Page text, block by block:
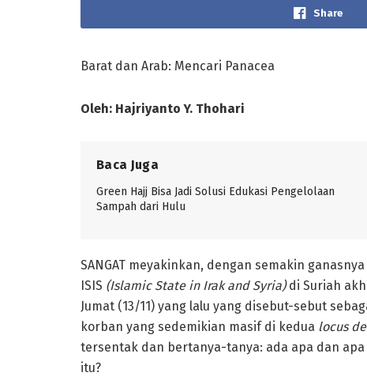
Share
Barat dan Arab: Mencari Panacea
Oleh: Hajriyanto Y. Thohari
Baca Juga
Green Hajj Bisa Jadi Solusi Edukasi Pengelolaan
Sampah dari Hulu
SANGAT meyakinkan, dengan semakin
ISIS (Islamic State in Irak and Syria)di Suriah
Jumat (13/11) yang lalu yang disebut-sebut
korban yang sedemikian masif di kedua locus
tersentak dan bertanya-tanya: ada apa dan
itu?